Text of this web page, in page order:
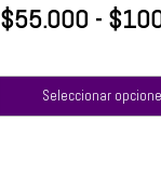
$55.000 - $
Seleccionar